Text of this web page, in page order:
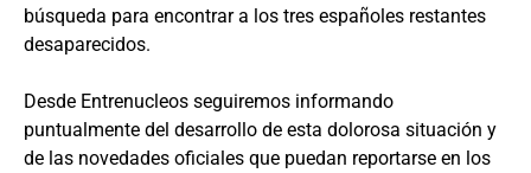
búsqueda para encontrar a los tres españoles restantes
desaparecidos.
Desde Entrenucleos seguiremos informando
puntualmente del desarrollo de esta dolorosa situación y
de las novedades oficiales que puedan reportarse en los